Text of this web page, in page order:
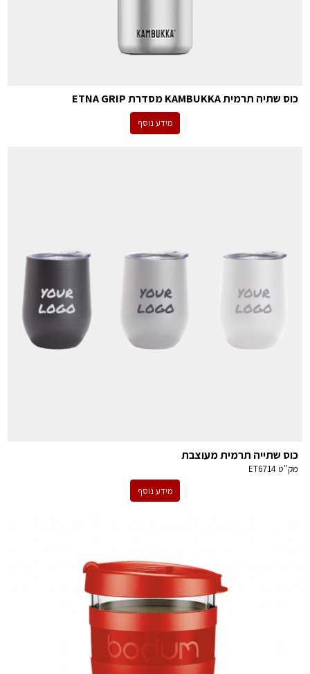
כוס שתיה תרמית KAMBUKKA מסדרת ETNA GRIP
מידע נוסף
כוס שתייה תרמית מעוצבת
מק''טET6714
מידע נוסף